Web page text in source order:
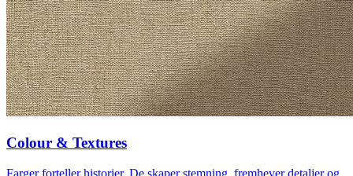
Colour & Textures
Farger forteller historier. De skaper stemning, fremhever detaljer og